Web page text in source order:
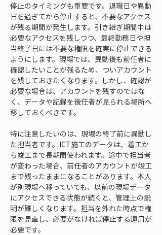
停止のタイミングも重要です。退職日や異動
日を過ぎてから停止すると、不要なアクセス
が残る期間が発生します。引き継ぎ期間中は
必要なアクセスを残しつつ、最終勤務日や担
当終了日には不要な権限を確実に停止できる
ようにします。現場では、異動後も前任者に
確認したいことが残るため、ついアカウント
を残しておきたくなります。しかし、確認が
必要な場合は、アカウントを残すのではな
く、データや記録を後任者が見られる場所へ
移しておくべきです。
特に注意したいのは、現場の終了前に異動し
た担当者です。ICT施工のデータは、着工か
ら竣工まで長期間使われます。途中で担当者
が変わった場合、前任者のアカウントが竣工
まで残ったままになることがあります。本人
が別現場へ移っていても、以前の現場データ
にアクセスできる状態が続くと、管理上の説
明が難しくなります。担当を外れた時点で権
限を見直し、必要がなければ停止する運用が
必要です。